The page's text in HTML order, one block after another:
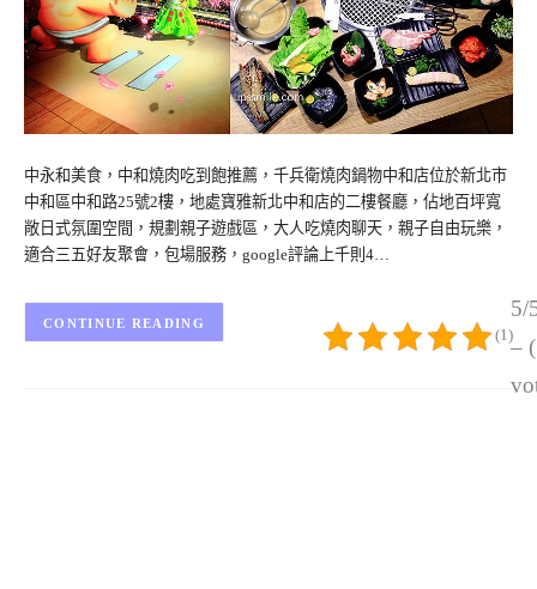
中永和美食，中和燒肉吃到飽推薦，千兵衛燒肉鍋物中和店位於新北市
中和區中和路25號2樓，地處寶雅新北中和店的二樓餐廳，佔地百坪寬
敞日式氛圍空間，規劃親子遊戲區，大人吃燒肉聊天，親子自由玩樂，
適合三五好友聚會，包場服務，google評論上千則4…
5/
–
(1)
CONTINUE READING